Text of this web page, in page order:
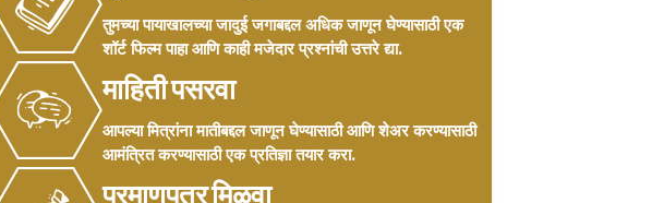
तुमच्या पायाखालच्या जादुई जगाबद्दल अधिक जाणून घेण्यासाठी एक
शॉर्ट फिल्म पाहा आणि काही मजेदार प्रश्नांची उत्तरे द्या.
माहिती पसरवा
आपल्या मित्रांना मातीबद्दल जाणून घेण्यासाठी आणि शेअर करण्यासाठी
आमंत्रित करण्यासाठी एक प्रतिज्ञा तयार करा.
प्रमाणपत्र मिळवा